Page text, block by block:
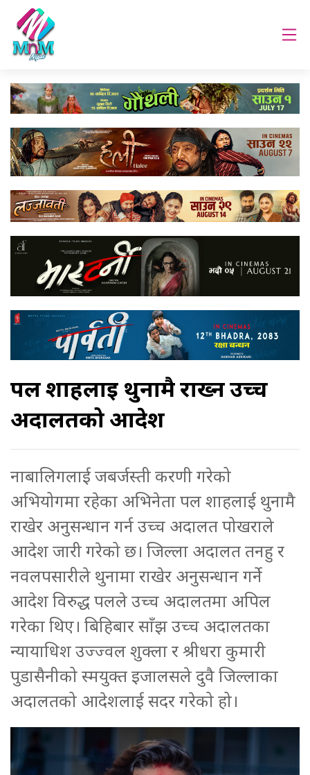
पल शाहलाई थुनामै राख्न उच्च
अदालतको आदेश
नाबालिगलाई जबर्जस्ती करणी गरेको
अभियोगमा रहेका अभिनेता पल शाहलाई थुनामै
राखेर अनुसन्धान गर्न उच्च अदालत पोखराले
आदेश जारी गरेको छ। जिल्ला अदालत तनहु र
नवलपसारीले थुनामा राखेर अनुसन्धान गर्ने
आदेश विरुद्ध पलले उच्च अदालतमा अपिल
गरेका थिए। बिहिबार साँझ उच्च अदालतका
न्यायाधिश उज्ज्वल शुक्ला र श्रीधरा कुमारी
पुडासैनीको स्मयुक्त इजालसले दुवै जिल्लाका
अदालतको आदेशलाई सदर गरेको हो।